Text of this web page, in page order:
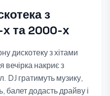
з
та 2000-х
дискотеку з хітами
накриє з
DJ гратимуть музику,
балет додасть драйву і